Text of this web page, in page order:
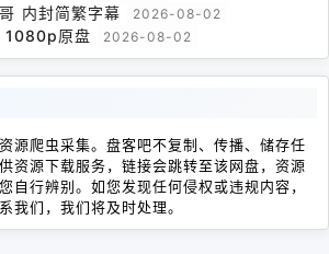
内封简繁字幕 2026-08-02
1080p原盘 2026-08-02
源爬虫采集。盘客吧不复制、传播、储存任
资源下载服务，链接会跳转至该网盘，资源
自行辨别。如您发现任何侵权或违规内容，
我们，我们将及时处理。